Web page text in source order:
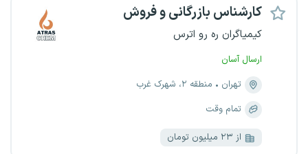
کارشناس بازرگانی و فروش
کیمیاگران ره رو اترس
ارسال آسان
تهران
منطقه ۲، شهرک غرب
تمام وقت
از ۲۳ میلیون تومان